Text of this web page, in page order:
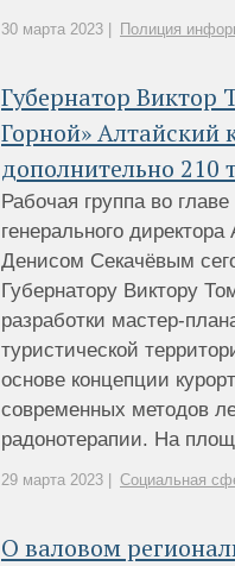
30 марта 2023 | Полиция
Губернатор Виктор
Горной» Алтайский
дополнительно 210
Рабочая группа во
генерального
Денисом Секачёвым
Губернатору Виктору
разработки мастер-
туристической
основе концепции
современных методов
радонотерапии. На
29 марта 2023 | Социальная
О валовом